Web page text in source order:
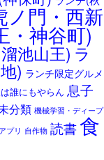
ノ門・西新
・神谷町)
池山王) ラ
) ランチ限定グルメ
誰にもやらん 息子
分類 機械学習・ディープ
プリ 自作物 読書食